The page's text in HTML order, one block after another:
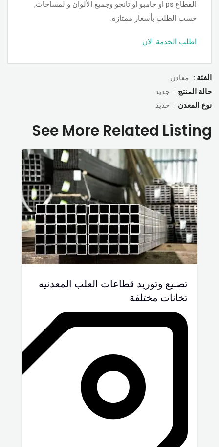
القطاع ps او جامبو او تانجو وجميع الألوان والمساحات,
حسب الطلب بأسعار ممتازة.
اطلب الخدمة الان
الفئة :
معادن
حالة المنتج :
جديد
نوع المعدن :
حديد
See More Related Listing
تصنيع وتوريد قطاعات العلب المعدنيه
تخانات مختلفة